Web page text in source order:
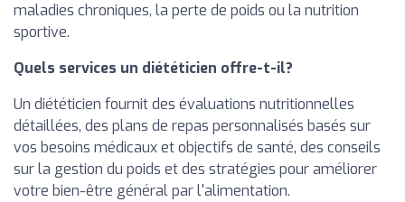
maladies chroniques, la perte de poids ou la nutrition
sportive.
Quels services un diététicien offre-t-il?
Un diététicien fournit des évaluations nutritionnelles
détaillées, des plans de repas personnalisés basés sur
vos besoins médicaux et objectifs de santé, des conseils
sur la gestion du poids et des stratégies pour améliorer
votre bien-être général par l'alimentation.